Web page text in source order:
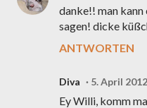
danke!! man
sagen! dicke
ANTWORTEN
Diva 5. April
Ey Willi, komm